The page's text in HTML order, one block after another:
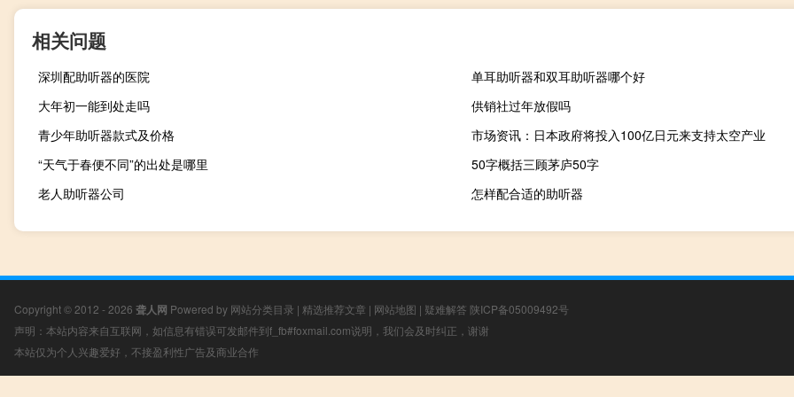
相关问题
深圳配助听器的医院
单耳助听器和双耳助听器哪个好
大年初一能到处走吗
供销社过年放假吗
青少年助听器款式及价格
市场资讯：日本政府将投入100亿日元来支持太空产业
“天气于春便不同”的出处是哪里
50字概括三顾茅庐50字
老人助听器公司
怎样配合适的助听器
Copyright © 2012 - 2026 聋人网 Powered by 网站分类目录 | 精选推荐文章 | 网站地图 | 疑难解答 陕ICP备05009492号
声明：本站内容来自互联网，如信息有错误可发邮件到f_fb#foxmail.com说明，我们会及时纠正，谢谢
本站仅为个人兴趣爱好，不接盈利性广告及商业合作